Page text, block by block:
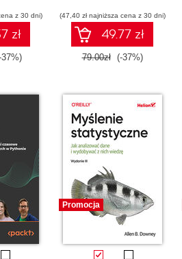
z 30 dni)
zł
37%)
(47,40 zł najniższa cena z 30 dni)
49.77 zł
79.00zł (-37%)
Promocja